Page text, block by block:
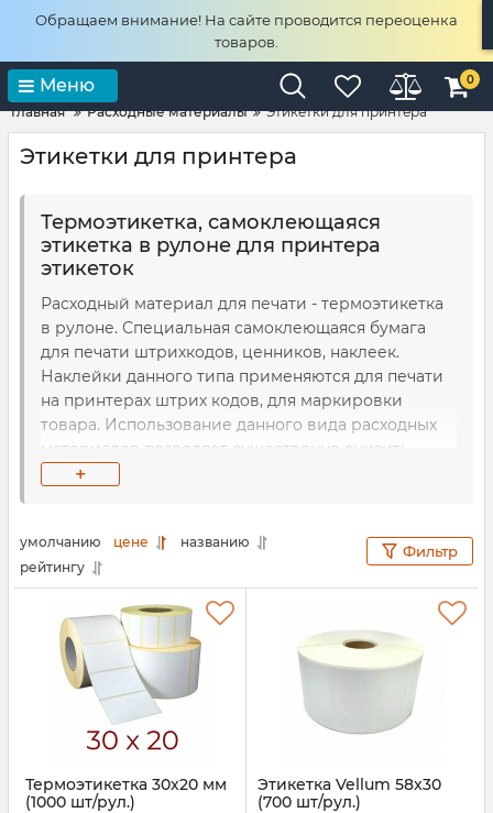
Обращаем внимание! На сайте проводится переоценка
товаров.
Меню 0
Главная Расходные материалы Этикетки для принтера
Этикетки для принтера
Термоэтикетка, самоклеющаяся
этикетка в рулоне для принтера
этикеток
Расходный материал для печати - термоэтикетка
в рулоне. Специальная самоклеющаяся бумага
для печати штрихкодов, ценников, наклеек.
Наклейки данного типа применяются для печати
на принтерах штрих кодов, для маркировки
товара. Использование данного вида расходных
материалов позволяет существенно снизить
затраты производителям и ритейлерам для
указать любые данные, штрих коды или состав
продукции. В зависимости от используемой
модели этикеточного принтера, подбирается
нужный размер этикетки в рулоне. Информации
наносится исключительно методом термо
нагрева печатного элемента (термоголовки), а не
как принято считать тонером (как в лазерных
принтерах).
+
умолчанию цене
названию
рейтингу
Фильтр
Термоэтикетка 30х20 мм
(1000 шт/рул.)
Этикетка Vellum 58x30
(700 шт/рул.)